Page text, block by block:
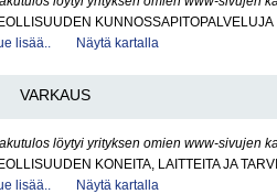
KUNNOSSAPITOPALVELUJA
lisää..
Näytä kartalla
VARKAUS
löytyi yrityksen omien www-sivujen
KONEITA, LAITTEITA JA
lisää..
Näytä kartalla